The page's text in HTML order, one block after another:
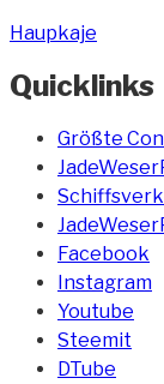
Haupkaje
Quicklinks
Größte
Facebook
Instagram
Youtube
Steemit
DTube